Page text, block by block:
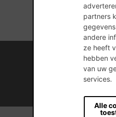
partners
andere
ze heeft
hebben
van uw
services.
Alle
Internationale
Professionele
Duurzame